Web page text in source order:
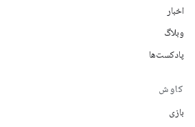
اخبار
وبلاگ
پادکست‌ها
کاوش
بازی